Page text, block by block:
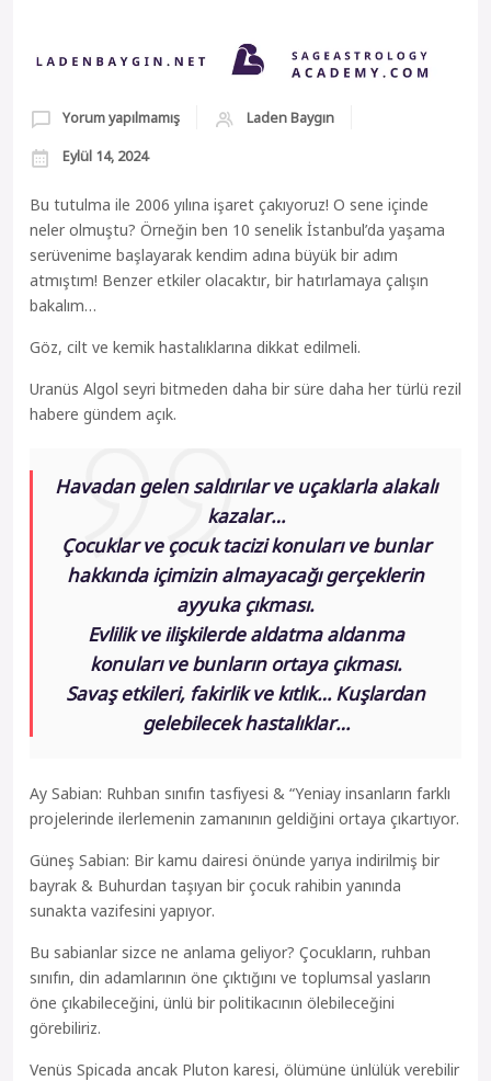
Yorum yapılmamış Laden Baygın
Eylül 14, 2024
Bu tutulma ile 2006 yılına işaret çakıyoruz! O sene içinde
neler olmuştu? Örneğin ben 10 senelik İstanbul’da yaşama
serüvenime başlayarak kendim adına büyük bir adım
atmıştım! Benzer etkiler olacaktır, bir hatırlamaya çalışın
bakalım…
Göz, cilt ve kemik hastalıklarına dikkat edilmeli.
Uranüs Algol seyri bitmeden daha bir süre daha her türlü rezil
habere gündem açık.
Havadan gelen saldırılar ve uçaklarla alakalı
kazalar…
Çocuklar ve çocuk tacizi konuları ve bunlar
hakkında içimizin almayacağı gerçeklerin
ayyuka çıkması.
Evlilik ve ilişkilerde aldatma aldanma
konuları ve bunların ortaya çıkması.
Savaş etkileri, fakirlik ve kıtlık… Kuşlardan
gelebilecek hastalıklar…
Ay Sabian: Ruhban sınıfın tasfiyesi & “Yeniay insanların farklı
projelerinde ilerlemenin zamanının geldiğini ortaya çıkartıyor.
Güneş Sabian: Bir kamu dairesi önünde yarıya indirilmiş bir
bayrak & Buhurdan taşıyan bir çocuk rahibin yanında
sunakta vazifesini yapıyor.
Bu sabianlar sizce ne anlama geliyor? Çocukların, ruhban
sınıfın, din adamlarının öne çıktığını ve toplumsal yasların
öne çıkabileceğini, ünlü bir politikacının ölebileceğini
görebiliriz.
Venüs Spicada ancak Pluton karesi, ölümüne ünlülük verebilir